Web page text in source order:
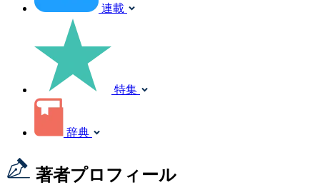
連載
特集
辞典
著者プロフィール